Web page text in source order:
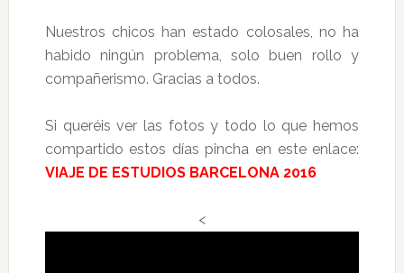
Nuestros chicos han estado colosales, no ha
habido ningún problema, solo buen rollo y
compañerismo. Gracias a todos.
Si queréis ver las fotos y todo lo que hemos
compartido estos días pincha en este enlace:
VIAJE DE ESTUDIOS BARCELONA 2016
<